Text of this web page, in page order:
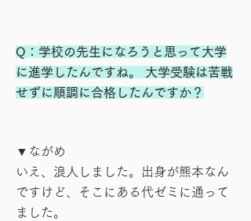
Q：学校の先生になろうと思って大学
に進学したんですね。 大学受験は苦戦
せずに順調に合格したんですか？
▼ながめ
いえ、浪人しました。出身が熊本なん
ですけど、そこにある代ゼミに通って
ました。